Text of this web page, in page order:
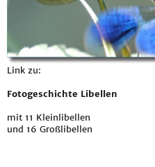
Link zu:
Fotogeschichte Libellen
mit 11 Kleinlibellen
und 16 Großlibellen